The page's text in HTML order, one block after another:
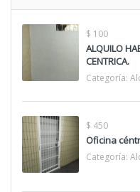
$ 100
ALQUILO
CENTRICA.
Categoría:
$ 450
Oficina
Categoría: